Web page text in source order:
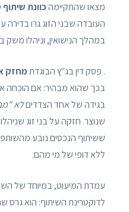
מצאו שהתקיימהכוונת
העובדה שבני הזוג גרו בדירה
במהלך הנישואין, וניהלו
. פסק דין בג"ץ הבוגדתמחזק
בכך שהוא מבהיר: אם הוכחה
בגידה של אחד הצדדיםלא
שנוצר. חזקה על בני זוג
ששיתוף הנכסים נובע
ללא דופי של מי מהם.
עמדת המיעוט, במיוחד של
לדוקטרינת השיתוף: הוא גרס